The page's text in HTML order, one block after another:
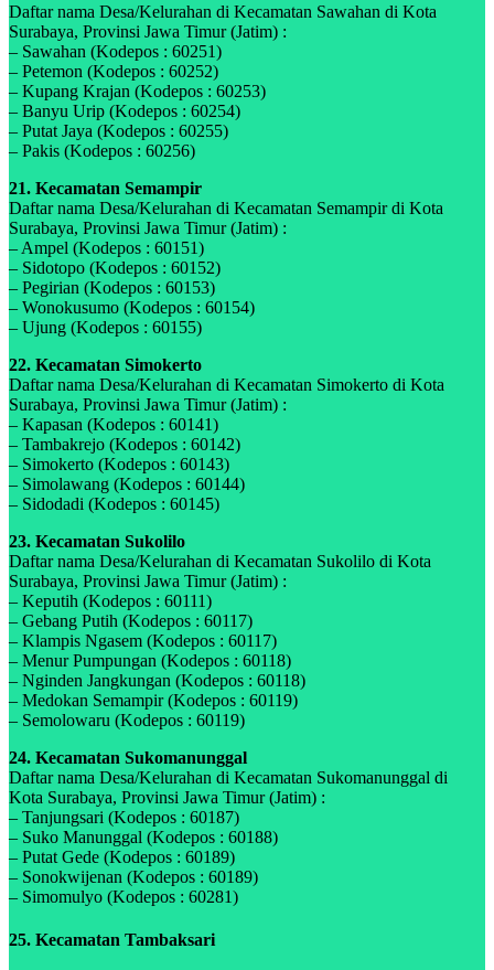
Daftar nama Desa/Kelurahan di Kecamatan Sawahan di Kota
Surabaya, Provinsi Jawa Timur (Jatim) :
– Sawahan (Kodepos : 60251)
– Petemon (Kodepos : 60252)
– Kupang Krajan (Kodepos : 60253)
– Banyu Urip (Kodepos : 60254)
– Putat Jaya (Kodepos : 60255)
– Pakis (Kodepos : 60256)
21. Kecamatan Semampir
Daftar nama Desa/Kelurahan di Kecamatan Semampir di Kota
Surabaya, Provinsi Jawa Timur (Jatim) :
– Ampel (Kodepos : 60151)
– Sidotopo (Kodepos : 60152)
– Pegirian (Kodepos : 60153)
– Wonokusumo (Kodepos : 60154)
– Ujung (Kodepos : 60155)
22. Kecamatan Simokerto
Daftar nama Desa/Kelurahan di Kecamatan Simokerto di Kota
Surabaya, Provinsi Jawa Timur (Jatim) :
– Kapasan (Kodepos : 60141)
– Tambakrejo (Kodepos : 60142)
– Simokerto (Kodepos : 60143)
– Simolawang (Kodepos : 60144)
– Sidodadi (Kodepos : 60145)
23. Kecamatan Sukolilo
Daftar nama Desa/Kelurahan di Kecamatan Sukolilo di Kota
Surabaya, Provinsi Jawa Timur (Jatim) :
– Keputih (Kodepos : 60111)
– Gebang Putih (Kodepos : 60117)
– Klampis Ngasem (Kodepos : 60117)
– Menur Pumpungan (Kodepos : 60118)
– Nginden Jangkungan (Kodepos : 60118)
– Medokan Semampir (Kodepos : 60119)
– Semolowaru (Kodepos : 60119)
24. Kecamatan Sukomanunggal
Daftar nama Desa/Kelurahan di Kecamatan Sukomanunggal di
Kota Surabaya, Provinsi Jawa Timur (Jatim) :
– Tanjungsari (Kodepos : 60187)
– Suko Manunggal (Kodepos : 60188)
– Putat Gede (Kodepos : 60189)
– Sonokwijenan (Kodepos : 60189)
– Simomulyo (Kodepos : 60281)
25. Kecamatan Tambaksari